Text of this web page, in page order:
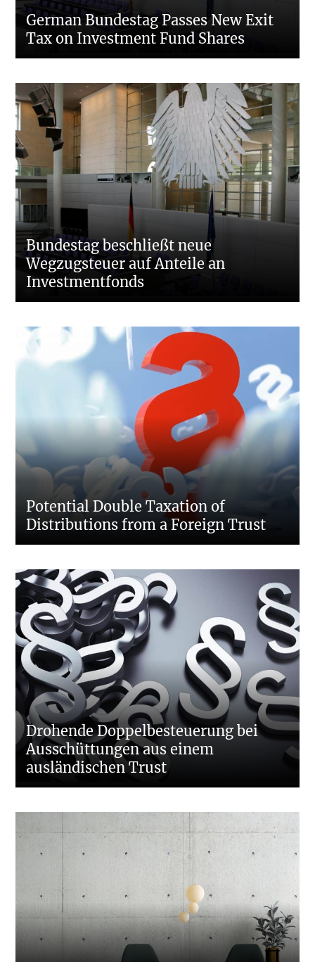
German Bundestag Passes New Exit
Tax on Investment Fund Shares
Bundestag beschließt neue
Wegzugsteuer auf Anteile an
Investmentfonds
Potential Double Taxation of
Distributions from a Foreign Trust
Drohende Doppelbesteuerung bei
Ausschüttungen aus einem
ausländischen Trust